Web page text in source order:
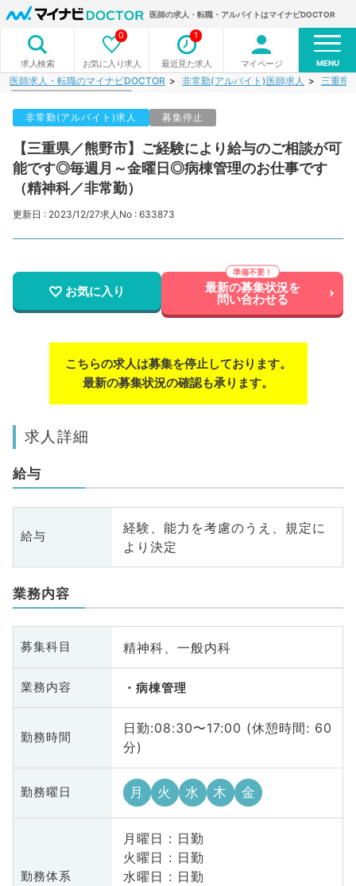
医師の求人・転職・アルバイトはマイナビDOCTOR
求人検索 お気に入り求人
0
最近見た求人
1
マイページ MENU
医師求人・転職のマイナビDOCTOR 非常勤(アルバイト)医師求人 三重県
非常勤(アルバイト)求人 募集停止
【三重県／熊野市】ご経験により給与のご相談が可
能です◎毎週月～金曜日◎病棟管理のお仕事です
（精神科／非常勤）
更新日 : 2023/12/27求人No : 633873
お気に入り 最新の募集状況を
問い合わせる
こちらの求人は募集を停止しております。
最新の募集状況の確認も承ります。
求人詳細
給与
給与
経験、能力を考慮のうえ、規定に
より決定
業務内容
募集科目 精神科、一般内科
業務内容 病棟管理
勤務時間
日勤:08:30〜17:00 (休憩時間: 60
分)
勤務曜日 月 火 水 木 金
勤務体系
月曜日 : 日勤
火曜日 : 日勤
水曜日 : 日勤